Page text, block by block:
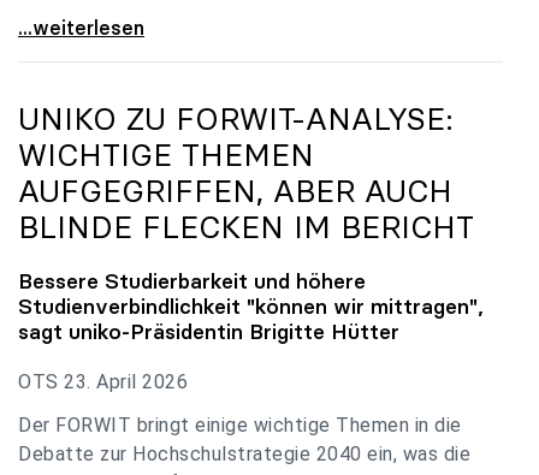
uniko zu Budgetverhandlungen: Universitäten sind
...weiterlesen
UNIKO ZU FORWIT-ANALYSE:
WICHTIGE THEMEN
AUFGEGRIFFEN, ABER AUCH
BLINDE FLECKEN IM BERICHT
Bessere Studierbarkeit und höhere
Studienverbindlichkeit "können wir mittragen",
sagt uniko-Präsidentin Brigitte Hütter
OTS 23. April 2026
Der FORWIT bringt einige wichtige Themen in die
Debatte zur Hochschulstrategie 2040 ein, was die